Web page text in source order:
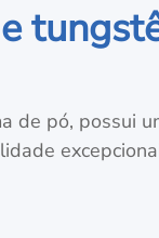
de pó, possui